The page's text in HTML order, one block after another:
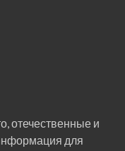
отечественные и
для